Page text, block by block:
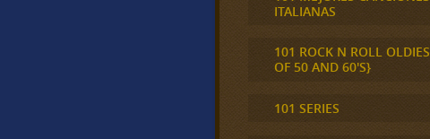
ITALIANAS
101 ROCK N ROLL OLDIES
OF 50 AND 60'S}
101 SERIES